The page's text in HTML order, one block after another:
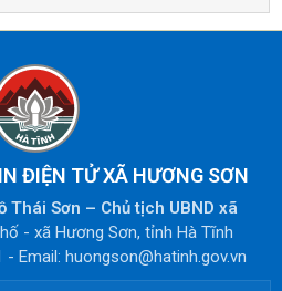
và Du lịch
ĐIỆN TỬ XÃ HƯƠNG SƠN
Thái Sơn – Chủ tịch UBND xã
- xã Hương Sơn, tỉnh Hà Tĩnh
Email: huongson@hatinh.gov.vn